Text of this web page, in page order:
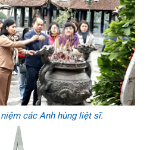
các Anh hùng liệt sĩ.